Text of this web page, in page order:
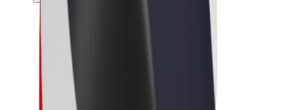
Curse
Trotinete
Bolt Market
Bolt Food
Bolt Drive